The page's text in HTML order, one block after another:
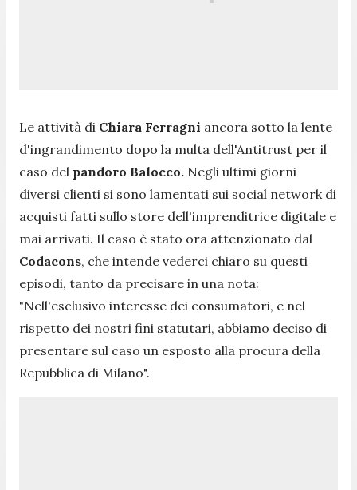
Le attività di Chiara Ferragni ancora sotto la lente
d'ingrandimento dopo la multa dell'Antitrust per il
caso del pandoro Balocco. Negli ultimi giorni
diversi clienti si sono lamentati sui social network di
acquisti fatti sullo store dell'imprenditrice digitale e
mai arrivati. Il caso è stato ora attenzionato dal
Codacons, che intende vederci chiaro su questi
episodi, tanto da precisare in una nota:
"Nell'esclusivo interesse dei consumatori, e nel
rispetto dei nostri fini statutari, abbiamo deciso di
presentare sul caso un esposto alla procura della
Repubblica di Milano".